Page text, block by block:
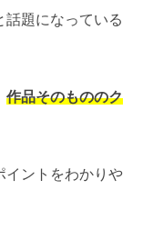
話題になっている
作品そのもののク
イントをわかりや